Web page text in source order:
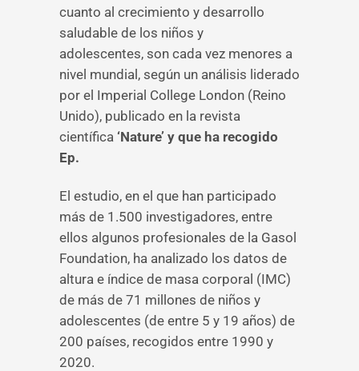
cuanto al crecimiento y desarrollo
saludable de los niños y
adolescentes, son cada vez menores a
nivel mundial, según un análisis liderado
por el Imperial College London (Reino
Unido), publicado en la revista
científica ‘Nature’ y que ha recogido
Ep.
El estudio, en el que han participado
más de 1.500 investigadores, entre
ellos algunos profesionales de la Gasol
Foundation, ha analizado los datos de
altura e índice de masa corporal (IMC)
de más de 71 millones de niños y
adolescentes (de entre 5 y 19 años) de
200 países, recogidos entre 1990 y
2020.